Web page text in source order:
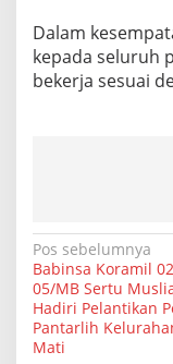
Dalam
kepada seluruh
bekerja sesuai
N
a
v
i
Pos sebelumnya
Babinsa Koramil
05/MB Sertu
Hadiri Pelantikan
Pantarlih
Mati